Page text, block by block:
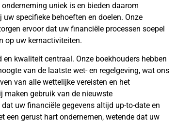
uniek is en bieden daarom
specifieke behoeften en doelen. Onze
ervoor dat uw financiële processen soepel
op uw kernactiviteiten.
kwaliteit centraal. Onze boekhouders hebben
van de laatste wet- en regelgeving, wat ons
van alle wettelijke vereisten en het
maken gebruik van de nieuwste
uw financiële gegevens altijd up-to-date en
een gerust hart ondernemen, wetende dat uw